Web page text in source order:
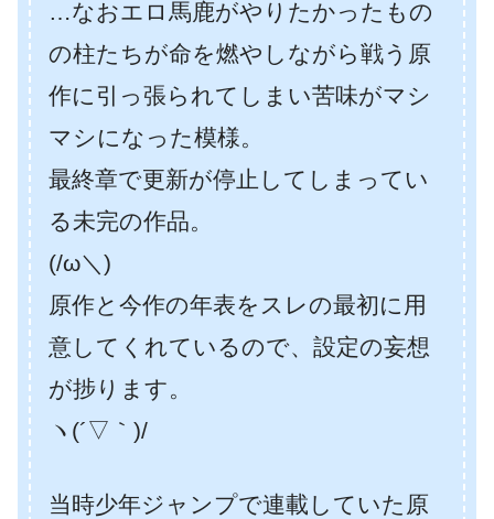
…なおエロ馬鹿がやりたかったもの
の柱たちが命を燃やしながら戦う原
作に引っ張られてしまい苦味がマシ
マシになった模様。
最終章で更新が停止してしまってい
る未完の作品。
(/ω＼)
原作と今作の年表をスレの最初に用
意してくれているので、設定の妄想
が捗ります。
ヽ(´▽｀)/
当時少年ジャンプで連載していた原